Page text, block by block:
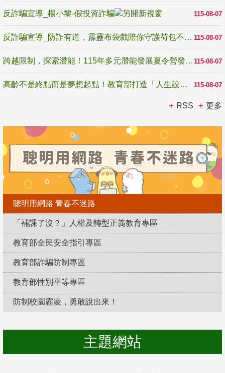
115-08-07
反詐騙宣導_楊小黎-假投資詐騙
115-08-07
反詐騙宣導_防詐有道，霹靂布袋戲陪你守護荷包不受騙
115-08-07
跨越限制，探索潛能！115年多元潛能發展夏令營發掘生命無限可能
115-08-07
高齡不是終點而是夢想起點！教育部打造「人生設計夢工場」 參展第3屆高齡健康產業博覽會
RSS 更多
聰明用網路 青春不迷路
「補課了沒？」人權及轉型正義教育專區
教育部全民安全指引專區
教育部詐騙防制專區
教育部性別平等專區
防制校園霸凌，勇敢說出來！
主題網站